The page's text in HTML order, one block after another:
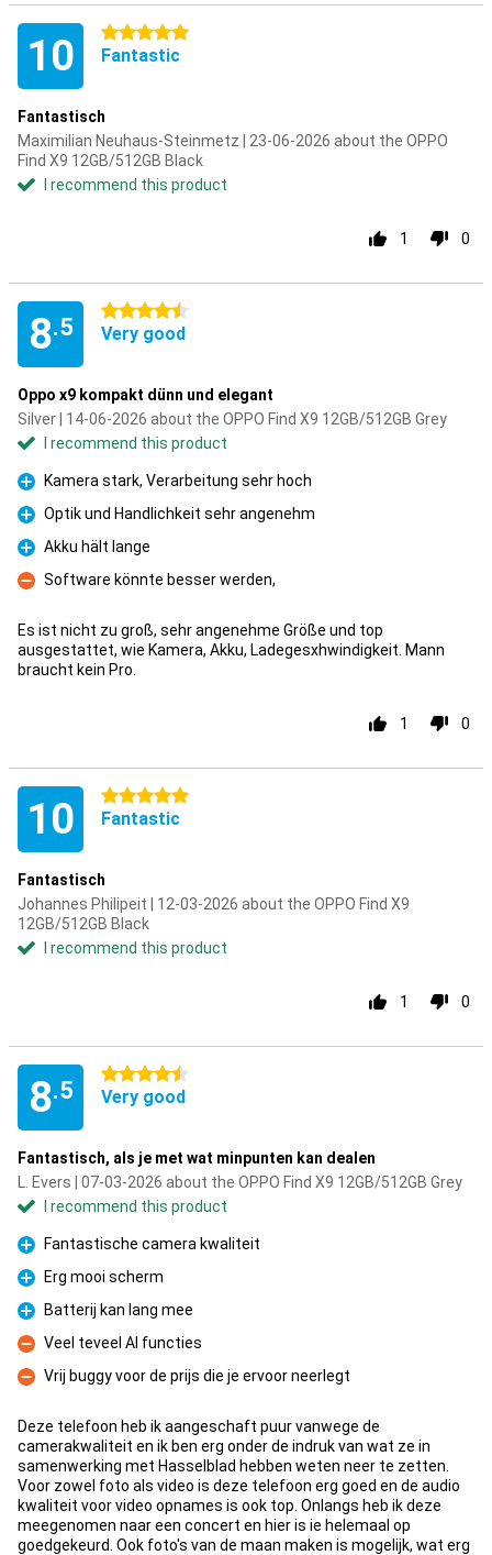
10 5 stars
Fantastic
Fantastisch
Maximilian Neuhaus-Steinmetz | 23-06-2026 about the OPPO
Find X9 12GB/512GB Black
I recommend this product
1 0
8.5
4.5 stars
Very good
Oppo x9 kompakt dünn und elegant
Silver | 14-06-2026 about the OPPO Find X9 12GB/512GB Grey
I recommend this product
Pro
Kamera stark, Verarbeitung sehr hoch
Pro
Optik und Handlichkeit sehr angenehm
Pro
Akku hält lange
Con
Software könnte besser werden,
Es ist nicht zu groß, sehr angenehme Größe und top
ausgestattet, wie Kamera, Akku, Ladegesxhwindigkeit. Mann
braucht kein Pro.
1 0
10 5 stars
Fantastic
Fantastisch
Johannes Philipeit | 12-03-2026 about the OPPO Find X9
12GB/512GB Black
I recommend this product
1 0
8.5
4.5 stars
Very good
Fantastisch, als je met wat minpunten kan dealen
L. Evers | 07-03-2026 about the OPPO Find X9 12GB/512GB Grey
I recommend this product
Pro
Fantastische camera kwaliteit
Pro
Erg mooi scherm
Pro
Batterij kan lang mee
Con
Veel teveel AI functies
Con
Vrij buggy voor de prijs die je ervoor neerlegt
Deze telefoon heb ik aangeschaft puur vanwege de
camerakwaliteit en ik ben erg onder de indruk van wat ze in
samenwerking met Hasselblad hebben weten neer te zetten.
Voor zowel foto als video is deze telefoon erg goed en de audio
kwaliteit voor video opnames is ook top. Onlangs heb ik deze
meegenomen naar een concert en hier is ie helemaal op
goedgekeurd. Ook foto's van de maan maken is mogelijk, wat erg